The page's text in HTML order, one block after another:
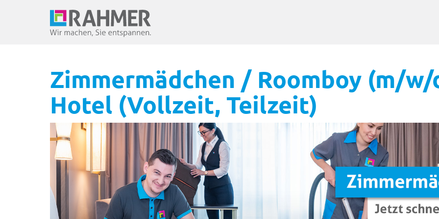
Zimmermädchen / Roomboy (m/w/
Hotel (Vollzeit, Teilzeit)